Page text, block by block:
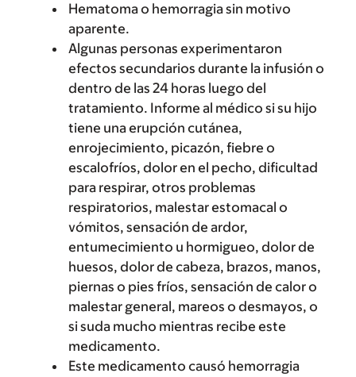
Hematoma o hemorragia sin motivo
aparente.
Algunas personas experimentaron
efectos secundarios durante la infusión o
dentro de las 24 horas luego del
tratamiento. Informe al médico si su hijo
tiene una erupción cutánea,
enrojecimiento, picazón, fiebre o
escalofríos, dolor en el pecho, dificultad
para respirar, otros problemas
respiratorios, malestar estomacal o
vómitos, sensación de ardor,
entumecimiento u hormigueo, dolor de
huesos, dolor de cabeza, brazos, manos,
piernas o pies fríos, sensación de calor o
malestar general, mareos o desmayos, o
si suda mucho mientras recibe este
medicamento.
Este medicamento causó hemorragia